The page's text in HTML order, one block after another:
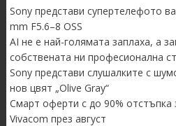
Sony представи супертелефото
mm F5.6–8 OSS
AI не е най-голямата заплаха, а
собствената ни професионална
Sony представи слушалките с
нов цвят „Olive Gray“
Смарт оферти с до 90% отстъпка
Vivacom през август